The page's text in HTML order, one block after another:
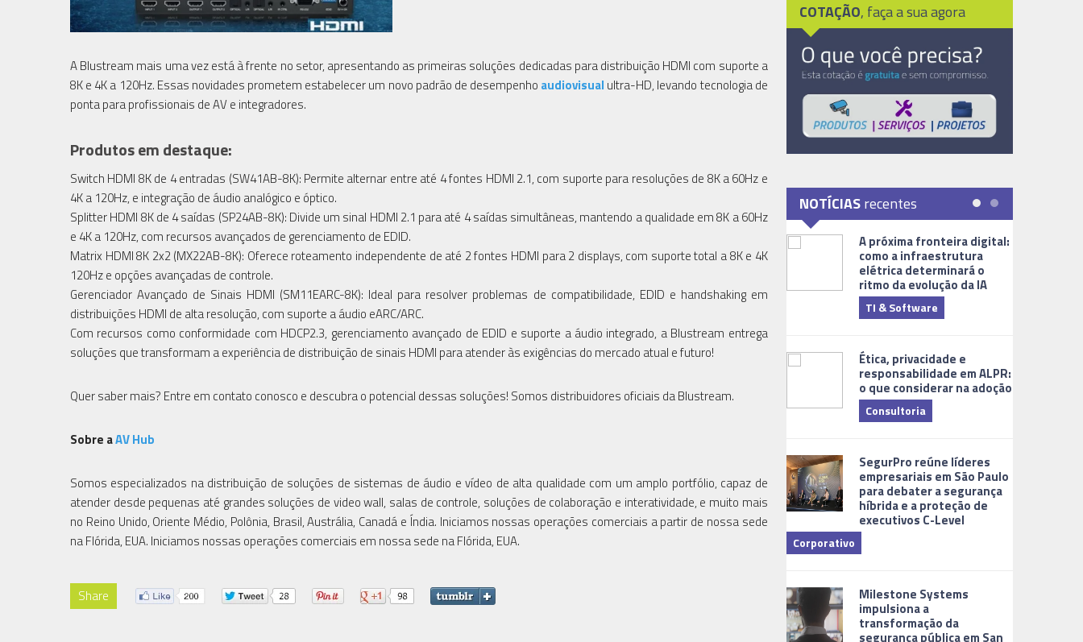
A Blustream mais uma vez está à frente no setor, apresentando as primeiras soluções dedicadas para distribuição HDMI com suporte a
8K e 4K a 120Hz. Essas novidades prometem estabelecer um novo padrão de desempenho audiovisual ultra-HD, levando tecnologia de
ponta para profissionais de AV e integradores.
Produtos em destaque:
Switch HDMI 8K de 4 entradas (SW41AB-8K): Permite alternar entre até 4 fontes HDMI 2.1, com suporte para resoluções de 8K a 60Hz e
4K a 120Hz, e integração de áudio analógico e óptico.
Splitter HDMI 8K de 4 saídas (SP24AB-8K): Divide um sinal HDMI 2.1 para até 4 saídas simultâneas, mantendo a qualidade em 8K a 60Hz
e 4K a 120Hz, com recursos avançados de gerenciamento de EDID.
Matrix HDMI 8K 2x2 (MX22AB-8K): Oferece roteamento independente de até 2 fontes HDMI para 2 displays, com suporte total a 8K e 4K
120Hz e opções avançadas de controle.
Gerenciador Avançado de Sinais HDMI (SM11EARC-8K): Ideal para resolver problemas de compatibilidade, EDID e handshaking em
distribuições HDMI de alta resolução, com suporte a áudio eARC/ARC.
Com recursos como conformidade com HDCP2.3, gerenciamento avançado de EDID e suporte a áudio integrado, a Blustream entrega
soluções que transformam a experiência de distribuição de sinais HDMI para atender às exigências do mercado atual e futuro!
Quer saber mais? Entre em contato conosco e descubra o potencial dessas soluções! Somos distribuidores oficiais da Blustream.
Sobre aAV Hub
Somos especializados na distribuição de soluções de sistemas de áudio e vídeo de alta qualidade com um amplo portfólio, capaz de
atender desde pequenas até grandes soluções de video wall, salas de controle, soluções de colaboração e interatividade, e muito mais
no Reino Unido, Oriente Médio, Polônia, Brasil, Austrália, Canadá e Índia. Iniciamos nossas operações comerciais a partir de nossa sede
na Flórida, EUA. Iniciamos nossas operações comerciais em nossa sede na Flórida, EUA.
Share
COTAÇÃO, faça a sua agora
NOTÍCIASrecentes
A próxima fronteira digital:
como a infraestrutura
elétrica determinará o
ritmo da evolução da IA
TI & Software
Ética, privacidade e
responsabilidade em ALPR:
o que considerar na adoção
Consultoria
SegurPro reúne líderes
empresariais em São Paulo
para debater a segurança
híbrida e a proteção de
executivos C-Level
Corporativo
Milestone Systems
impulsiona a
transformação da
segurança pública em San